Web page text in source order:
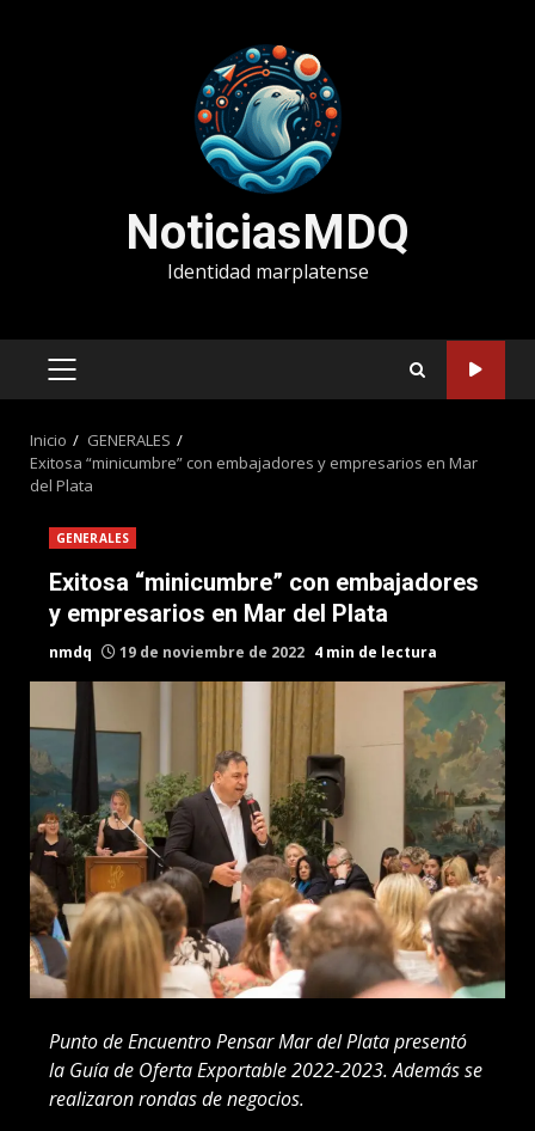
NoticiasMDQ
Identidad marplatense
MENÚ
Inicio
GENERALES
Exitosa “minicumbre” con embajadores y empresarios en Mar
del Plata
GENERALES
Exitosa “minicumbre” con embajadores
y empresarios en Mar del Plata
nmdq 19 de noviembre de 2022 4 min de lectura
Punto de Encuentro Pensar Mar del Plata presentó
la Guía de Oferta Exportable 2022-2023. Además se
realizaron rondas de negocios.